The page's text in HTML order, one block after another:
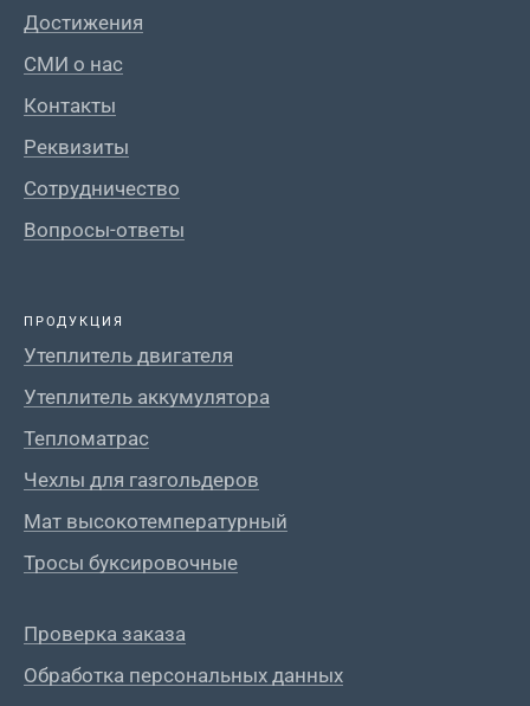
Достижения
СМИ о нас
Контакты
Реквизиты
Сотрудничество
Вопросы-ответы
ПРОДУКЦИЯ
Утеплитель двигателя
Утеплитель аккумулятора
Тепломатрас
Чехлы для газгольдеров
Мат высокотемпературный
Тросы буксировочные
Проверка заказа
Обработка персональных данных